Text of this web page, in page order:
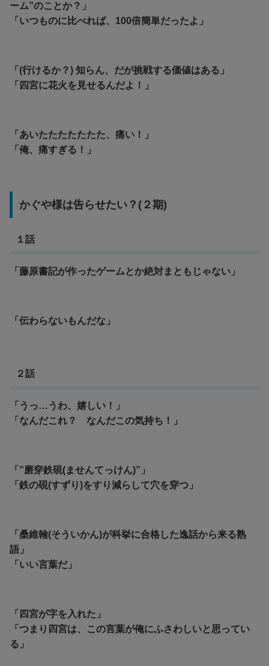
ーム”のことか？」
「 いつものに比べれば、100倍簡単だったよ」
「(行けるか？) 知らん、だが挑戦する価値はある」
「四宮に花火を見せるんだよ！」
「あいたたたたたたた、痛い！」
「俺、痛すぎる！」
かぐや様は告らせたい？(２期)
１話
「藤原書記が作ったゲームとか絶対まともじゃない」
「伝わらないもんだな」
２話
「うっ…うわ、嬉しい！」
「なんだこれ？ なんだこの気持ち！」
「”磨穿鉄硯(ませんてっけん)”」
「鉄の硯(すずり)をすり減らして穴を穿つ」
「桑維翰(そういかん)が科挙に合格した逸話から来る熟
語」
「いい言葉だ」
「四宮が字を入れた」
「つまり四宮は、この言葉が俺にふさわしいと思ってい
る」